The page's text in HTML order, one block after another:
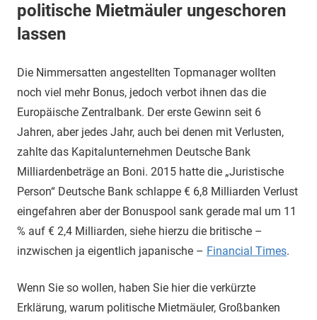
politische Mietmäuler ungeschoren
lassen
Die Nimmersatten angestellten Topmanager wollten
noch viel mehr Bonus, jedoch verbot ihnen das die
Europäische Zentralbank. Der erste Gewinn seit 6
Jahren, aber jedes Jahr, auch bei denen mit Verlusten,
zahlte das Kapitalunternehmen Deutsche Bank
Milliardenbeträge an Boni. 2015 hatte die „Juristische
Person“ Deutsche Bank schlappe € 6,8 Milliarden Verlust
eingefahren aber der Bonuspool sank gerade mal um 11
% auf € 2,4 Milliarden, siehe hierzu die britische –
inzwischen ja eigentlich japanische – Financial Times.
Wenn Sie so wollen, haben Sie hier die verkürzte
Erklärung, warum politische Mietmäuler, Großbanken